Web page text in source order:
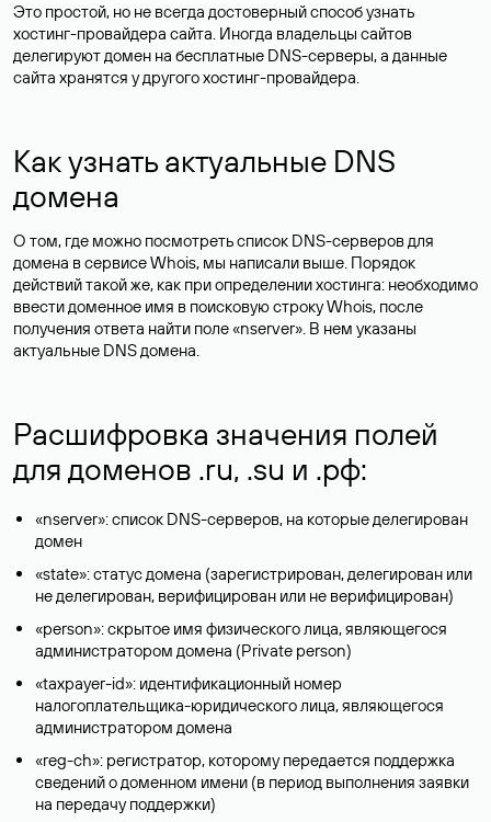
Это простой, но не всегда достоверный способ узнать
хостинг-провайдера сайта. Иногда владельцы сайтов
делегируют домен на бесплатные DNS-серверы, а данные
сайта хранятся у другого хостинг-провайдера.
Как узнать актуальные DNS
домена
О том, где можно посмотреть список DNS-серверов для
домена в сервисе Whois, мы написали выше. Порядок
действий такой же, как при определении хостинга: необходимо
ввести доменное имя в поисковую строку Whois, после
получения ответа найти поле «nserver». В нем указаны
актуальные DNS домена.
Расшифровка значения полей
для доменов .ru, .su и .рф:
«nserver»: список DNS-серверов, на которые делегирован
домен
«state»: статус домена (зарегистрирован, делегирован или
не делегирован, верифицирован или не верифицирован)
«person»: скрытое имя физического лица, являющегося
администратором домена (Privatе person)
«taxpayer-id»: идентификационный номер
налогоплательщика-юридического лица, являющегося
администратором домена
«reg-ch»: регистратор, которому передается поддержка
сведений о доменном имени (в период выполнения заявки
на передачу поддержки)